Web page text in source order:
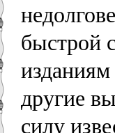
быстрой
изданиям
другие
силу